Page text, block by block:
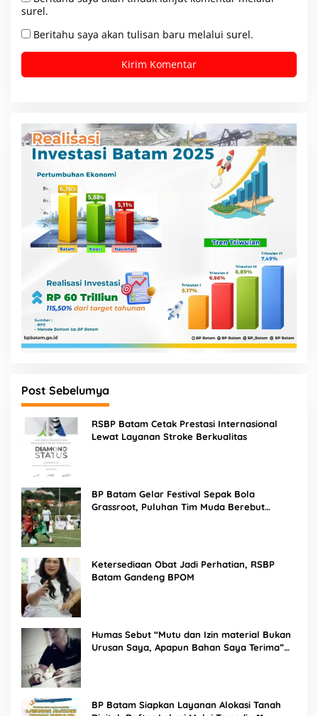
surel.
Beritahu saya akan tulisan baru melalui surel.
Post Sebelumya
RSBP Batam Cetak Prestasi Internasional
Lewat Layanan Stroke Berkualitas
BP Batam Gelar Festival Sepak Bola
Grassroot, Puluhan Tim Muda Berebut
Ketersediaan Obat Jadi Perhatian, RSBP
Batam Gandeng BPOM
Humas Sebut “Mutu dan Izin material Bukan
Urusan Saya, Apapun Bahan Saya Terima”
BP Batam Siapkan Layanan Alokasi Tanah